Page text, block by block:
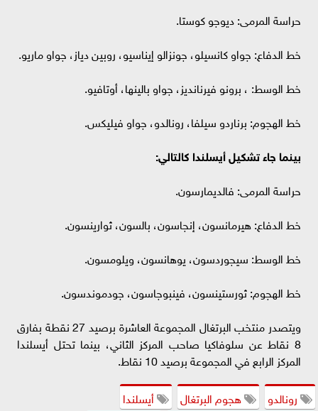
حراسة المرمى: ديوجو كوستا.
خط الدفاع: جواو كانسيلو، جونزالو إيناسيو، روبين دياز، جواو ماريو.
خط الوسط: ، برونو فيرنانديز، جواو بالينها، أوتافيو.
خط الهجوم: برناردو سيلفا، رونالدو، جواو فيليكس.
بينما جاء تشكيل أيسلندا كالتالي:
حراسة المرمى: فالديمارسون.
خط الدفاع: هيرمانسون، إنجاسون، بالسون، ثوارينسون.
خط الوسط: سيجوردسون، يوهانسون، ويلومسون.
خط الهجوم: ثورستينسون، فينبوجاسون، جودموندسون.
ويتصدر منتخب البرتغال المجموعة العاشرة برصيد 27 نقطة بفارق
8 نقاط عن سلوفاكيا صاحب المركز الثاني، بينما تحتل أيسلندا
المركز الرابع في المجموعة برصيد 10 نقاط.
رونالدو
هجوم البرتغال
أيسلندا